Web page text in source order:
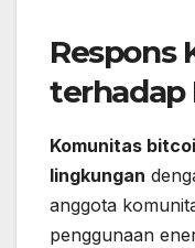
Respons
terhadap
Komunitas
lingkungan
anggota
penggunaan